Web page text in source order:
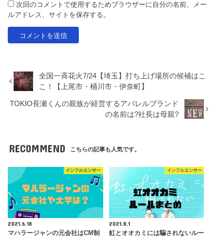
次回のコメントで使用するためブラウザーに自分の名前、メー
ルアドレス、サイトを保存する。
全国一斉花火7/24【埼玉】打ち上げ場所の候補はこ
こ！【上尾市・桶川市・伊奈町】
TOKIO長瀬くんの親族が経営するアパレルブランド
の名前は?社長は母親?
RECOMMEND こちらの記事も人気です。
インフルエンサー
2021.6.18
マハラージャンの元会社はCM制
インフルエンサー
2021.8.1
虹とオオカミには騙されないルー